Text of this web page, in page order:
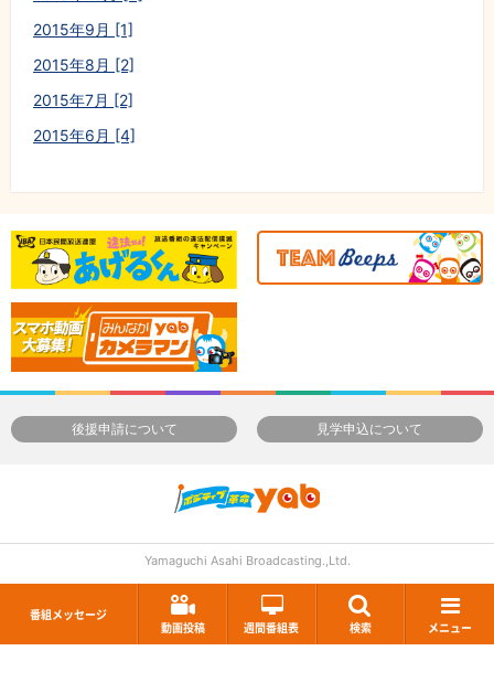
番組メッセージ
動画投稿
週間番組表 検索 メニュー
2015年9月 [1]
2015年8月 [2]
2015年7月 [2]
2015年6月 [4]
後援申請について 見学申込について
Yamaguchi Asahi Broadcasting.,Ltd.